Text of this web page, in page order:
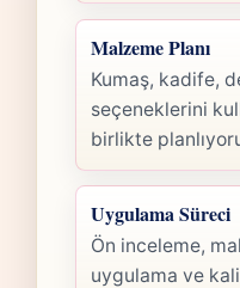
Malzeme Planı
Kumaş, kadife,
seçeneklerini
birlikte
Uygulama Süreci
Ön inceleme,
uygulama ve